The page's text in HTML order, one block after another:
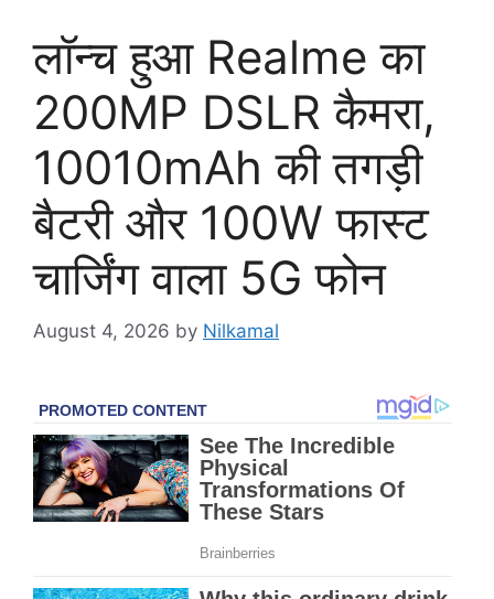
लॉन्च हुआ Realme का
200MP DSLR कैमरा,
10010mAh की तगड़ी
बैटरी और 100W फास्ट
चार्जिंग वाला 5G फोन
August 4, 2026 by Nilkamal